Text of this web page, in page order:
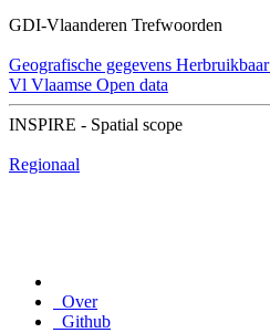
GDI-Vlaanderen Trefwoorden
Geografische gegevens Herbruikbaar
Vl Vlaamse Open data
INSPIRE - Spatial scope
Regionaal
Over
Github